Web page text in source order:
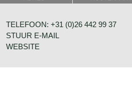
TELEFOON: +31 (0)26 442 99 37
STUUR E-MAIL
WEBSITE